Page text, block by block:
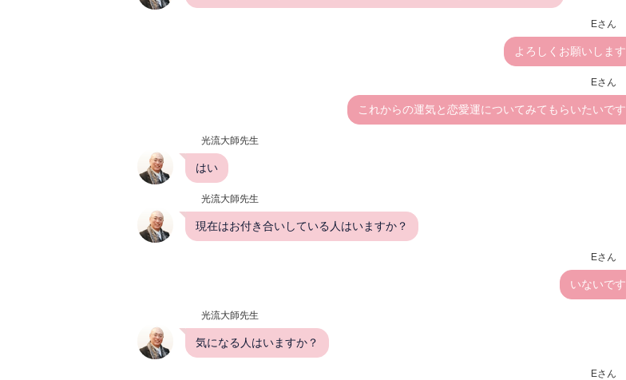
Eさん
よろしくお願いします
Eさん
これからの運気と恋愛運についてみてもらいたいです
光流大師先生
はい
光流大師先生
現在はお付き合いしている人はいますか？
Eさん
いないです
光流大師先生
気になる人はいますか？
Eさん